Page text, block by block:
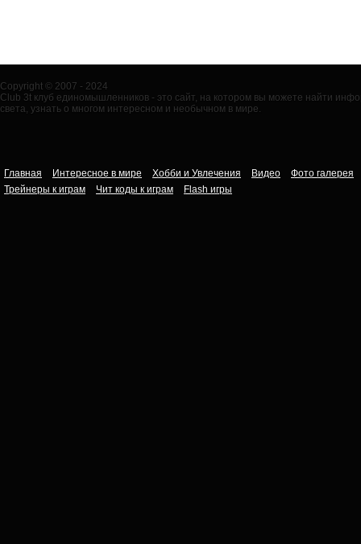
Copyright © 2007 - 2024
Club 3t клуб единомышленников - это сайт, на котором вы можете найти
света, узнать о многом интересном и необычном в мире.
Главная Интересное в мире Хобби и Увлечения Видео
Фото галерея
Трейнеры к играм
Чит коды к играм Flash игры